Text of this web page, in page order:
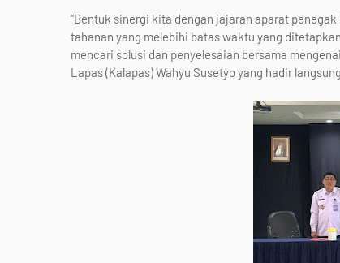
“Bentuk sinergi kita dengan jajaran aparat
tahanan yang melebihi batas waktu yang
mencari solusi dan penyelesaian bersama
Lapas (Kalapas) Wahyu Susetyo yang hadir